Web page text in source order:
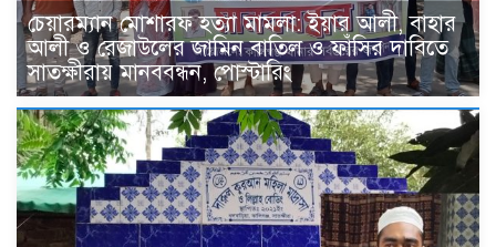
চেয়ারম্যান মোশারফ হত্যা মামলা: ইয়ার আলী, বাহার
আলী ও রেজাউলের জামিন বাতিল ও ফাঁসির দাবিতে
সাতক্ষীরায় মানববন্ধন, পোস্টারিং